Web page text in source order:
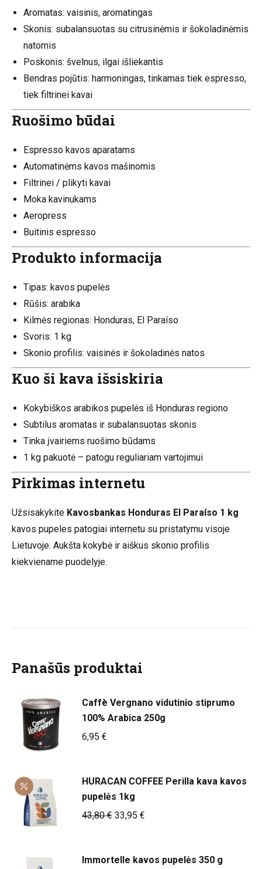
Aromatas: vaisinis, aromatingas
Skonis: subalansuotas su citrusinėmis ir šokoladinėmis
natomis
Poskonis: švelnus, ilgai išliekantis
Bendras pojūtis: harmoningas, tinkamas tiek espresso,
tiek filtrinei kavai
Ruošimo būdai
Espresso kavos aparatams
Automatinėms kavos mašinomis
Filtrinei / plikyti kavai
Moka kavinukams
Aeropress
Buitinis espresso
Produkto informacija
Tipas: kavos pupelės
Rūšis: arabika
Kilmės regionas: Honduras, El Paraíso
Svoris: 1 kg
Skonio profilis: vaisinės ir šokoladinės natos
Kuo ši kava išsiskiria
Kokybiškos arabikos pupelės iš Honduras regiono
Subtilus aromatas ir subalansuotas skonis
Tinka įvairiems ruošimo būdams
1 kg pakuotė – patogu reguliariam vartojimui
Pirkimas internetu
Užsisakykite Kavosbankas Honduras El Paraíso 1 kg
kavos pupeles patogiai internetu su pristatymu visoje
Lietuvoje. Aukšta kokybė ir aiškus skonio profilis
kiekviename puodelyje.
Panašūs produktai
Caffè Vergnano vidutinio stiprumo
100% Arabica 250g
6,95 €
HURACAN COFFEE Perilla kava kavos
pupelės 1kg
43,80€ Original
43,80 €.
33,95 €
33,95 €.
Immortelle kavos pupelės 350 g